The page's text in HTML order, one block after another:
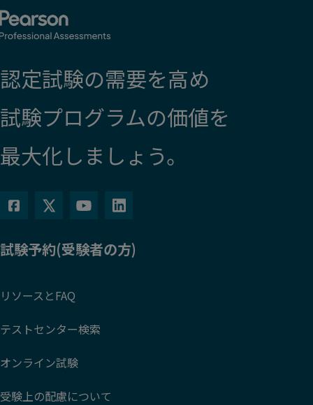
認定試験の需要を高め
試験プログラムの価値を
最大化しましょう。
試験予約(受験者の方)
リソースとFAQ
テストセンター検索
オンライン試験
受験上の配慮について